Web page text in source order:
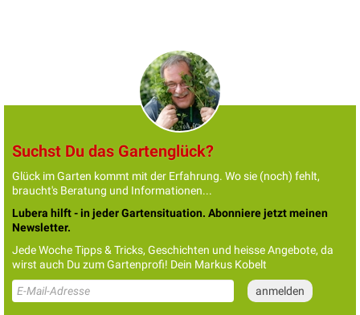
Suchst Du das Gartenglück?
Glück im Garten kommt mit der Erfahrung. Wo sie (noch) fehlt,
braucht's Beratung und Informationen...
Lubera hilft - in jeder Gartensituation. Abonniere jetzt meinen
Newsletter.
Jede Woche Tipps & Tricks, Geschichten und heisse Angebote, da
wirst auch Du zum Gartenprofi! Dein Markus Kobelt